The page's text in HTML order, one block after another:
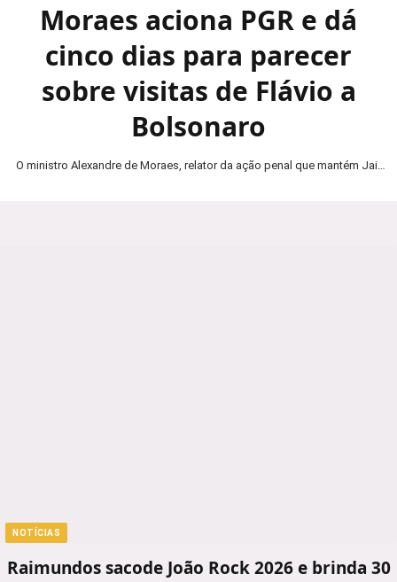
Moraes aciona PGR e dá
cinco dias para parecer
sobre visitas de Flávio a
Bolsonaro
O ministro Alexandre de Moraes, relator da ação penal que mantém Jair
NOTÍCIAS
Raimundos sacode João Rock 2026 e brinda 30